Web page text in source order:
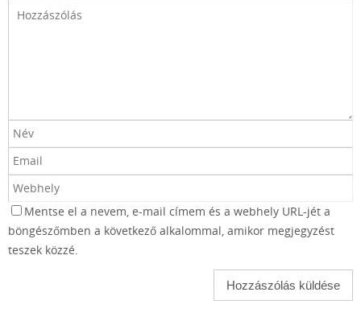
Mentse el a nevem, e-mail címem és a webhely URL-jét a
böngészőmben a következő alkalommal, amikor megjegyzést
teszek közzé.